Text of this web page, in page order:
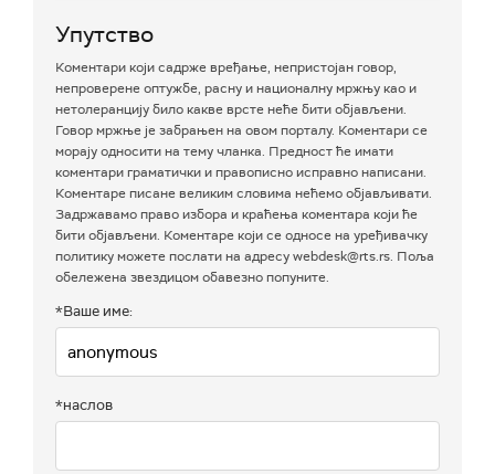
Упутство
Коментари који садрже вређање, непристојан говор,
непроверене оптужбе, расну и националну мржњу као и
нетолеранцију било какве врсте неће бити објављени.
Говор мржње је забрањен на овом порталу. Коментари се
морају односити на тему чланка. Предност ће имати
коментари граматички и правописно исправно написани.
Коментаре писане великим словима нећемо објављивати.
Задржавамо право избора и краћења коментара који ће
бити објављени. Коментаре који се односе на уређивачку
политику можете послати на адресу webdesk@rts.rs. Поља
обележена звездицом обавезно попуните.
*Ваше име:
*наслов